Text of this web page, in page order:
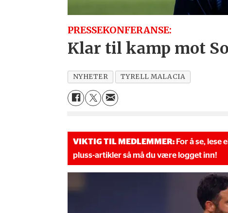
PRESSEKONFERANSE:
Klar til kamp mot
NYHETER TYRELL MALACIA
VIKTIG TIL MEDLEMMER: For å se,
pluss-artikler så må du være logget inn!